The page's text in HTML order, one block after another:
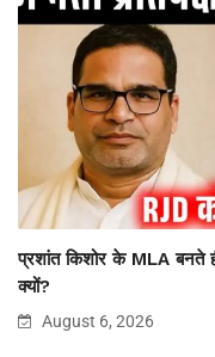
प्रशांत किशोर के MLA बनते
क्यों?
August 6, 2026